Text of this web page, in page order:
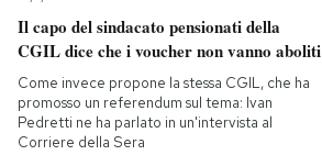
Il capo del sindacato pensionati della
CGIL dice che i voucher non vanno aboliti
Come invece propone la stessa CGIL, che ha
promosso un referendum sul tema: Ivan
Pedretti ne ha parlato in un'intervista al
Corriere della Sera